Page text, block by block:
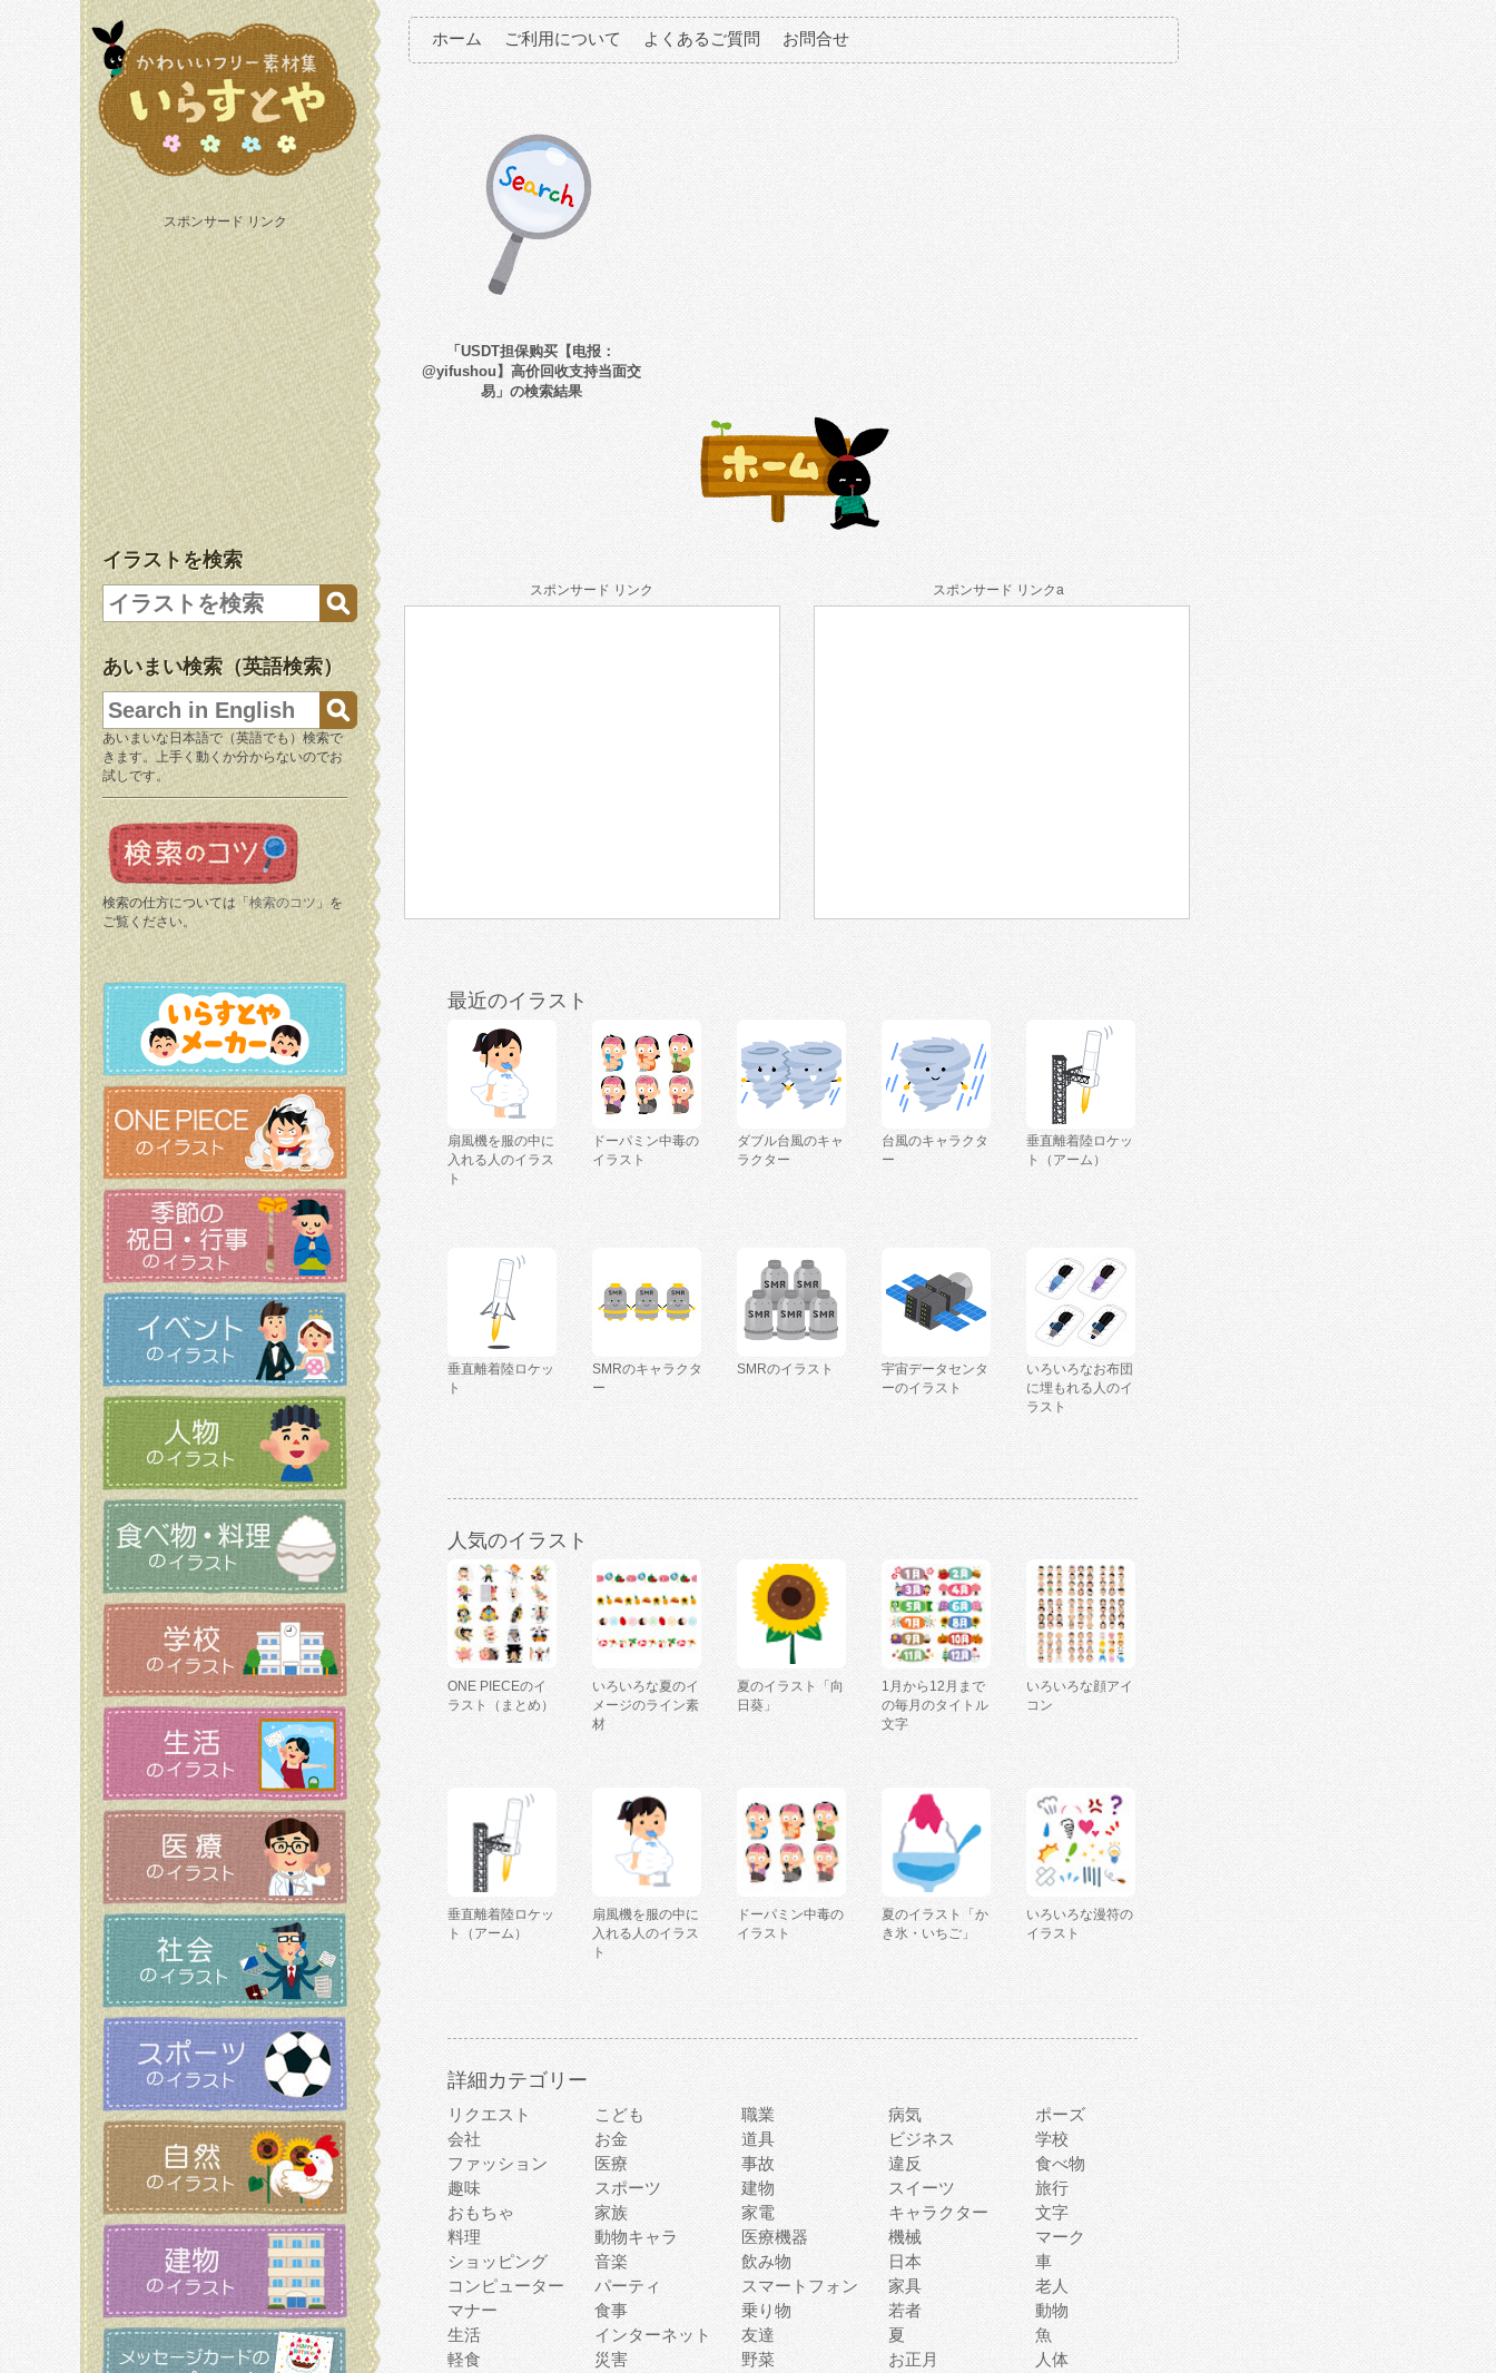
スポンサード リンク
イラストを検索
あいまい検索（英語検索）
あいまいな日本語で（英語でも）検索で
きます。上手く動くか分からないのでお
試しです。
検索の仕方については「 検索のコツ 」を
ご覧ください。
ホーム ご利用について よくあるご質問 お問合せ
「USDT担保购买【电报：
@yifushou】高价回收支持当面交
易」の検索結果
スポンサード リンク スポンサード リンクa
最近のイラスト
扇風機を服の中に
入れる人のイラス
ト
ドーパミン中毒の
イラスト
ダブル台風のキャ
ラクター
台風のキャラクタ
ー
垂直離着陸ロケッ
ト（アーム）
垂直離着陸ロケッ
ト
SMRのキャラクタ
ー
SMRのイラスト
宇宙データセンタ
ーのイラスト
いろいろなお布団
に埋もれる人のイ
ラスト
人気のイラスト
ONE PIECEのイ
ラスト（まとめ）
いろいろな夏のイ
メージのライン素
材
夏のイラスト「向
日葵」
1月から12月まで
の毎月のタイトル
文字
いろいろな顔アイ
コン
垂直離着陸ロケッ
ト（アーム）
扇風機を服の中に
入れる人のイラス
ト
ドーパミン中毒の
イラスト
夏のイラスト「か
き氷・いちご」
いろいろな漫符の
イラスト
詳細カテゴリー
リクエスト こども 職業 病気
ポーズ
会社
お金 道具 ビジネス
学校
ファッション
医療 事故 違反
食べ物
趣味
スポーツ 建物 スイーツ
旅行
おもちゃ
家族 家電 キャラクター
文字
料理
動物キャラ 医療機器 機械
マーク
ショッピング
音楽 飲み物 日本
車
コンピューター
パーティ スマートフォン 家具
老人
マナー
食事 乗り物 若者
動物
生活
インターネット 友達 夏
魚
軽食
災害 野菜 お正月
人体